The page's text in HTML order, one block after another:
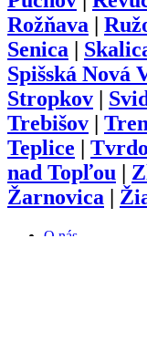
Rožňava |
Senica |
Spišská Nová
Stropkov |
Trebišov |
Teplice |
nad Topľou |
Žarnovica |
O nás